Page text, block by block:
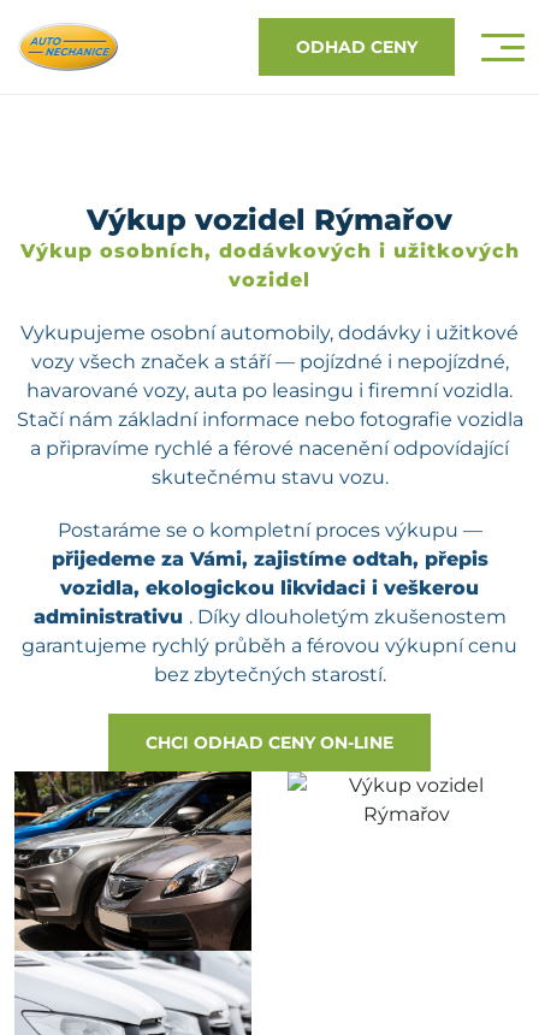
ODHAD CENY
Výkup vozidel Rýmařov
Výkup osobních, dodávkových i užitkových
vozidel
Vykupujeme osobní automobily, dodávky i užitkové
vozy všech značek a stáří — pojízdné i nepojízdné,
havarované vozy, auta po leasingu i firemní vozidla.
Stačí nám základní informace nebo fotografie vozidla
a připravíme rychlé a férové nacenění odpovídající
skutečnému stavu vozu.
Postaráme se o kompletní proces výkupu —
přijedeme za Vámi, zajistíme odtah, přepis
vozidla, ekologickou likvidaci i veškerou
administrativu . Díky dlouholetým zkušenostem
garantujeme rychlý průběh a férovou výkupní cenu
bez zbytečných starostí.
CHCI ODHAD CENY ON-LINE